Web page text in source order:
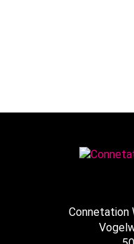
Connetation